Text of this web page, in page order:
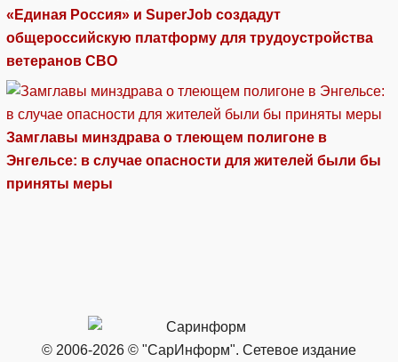
«Единая Россия» и SuperJob создадут
общероссийскую платформу для трудоустройства
ветеранов СВО
Замглавы минздрава о тлеющем полигоне в
Энгельсе: в случае опасности для жителей были бы
приняты меры
© 2006-2026 © "СарИнформ". Сетевое издание